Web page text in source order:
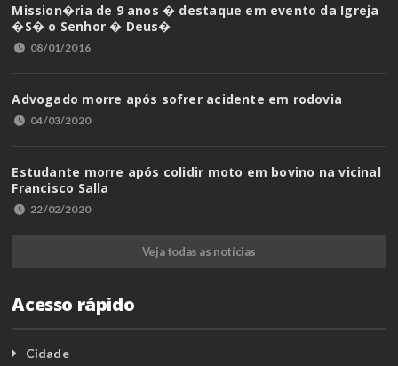
Mission�ria de 9 anos � destaque em evento da Igreja
�S� o Senhor � Deus�
08/01/2016
Advogado morre após sofrer acidente em rodovia
04/03/2020
Estudante morre após colidir moto em bovino na vicinal
Francisco Salla
22/02/2020
Veja todas as notícias
Acesso rápido
Cidade